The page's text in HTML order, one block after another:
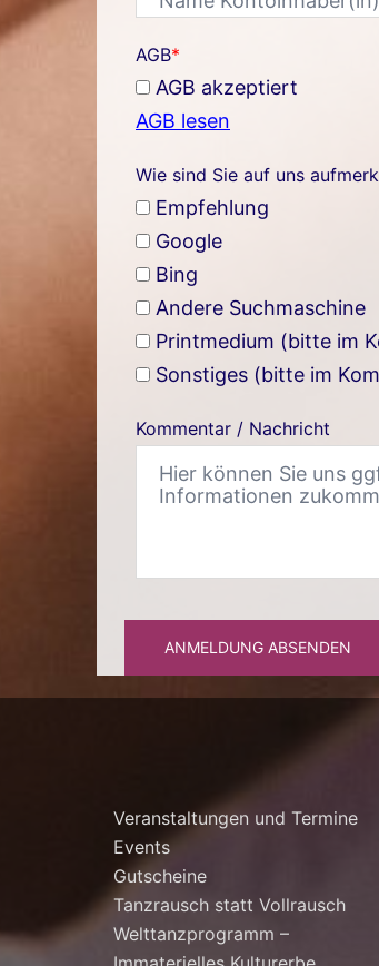
AGB*
AGB akzeptiert
AGB lesen
Wie sind Sie auf uns
Empfehlung
Google
Bing
Andere Suchmaschine
Printmedium (bitte im
Sonstiges (bitte im
Kommentar / Nachricht
ANMELDUNG ABSENDEN
Veranstaltungen und Termine
Events
Gutscheine
Tanzrausch statt Vollrausch
Welttanzprogramm –